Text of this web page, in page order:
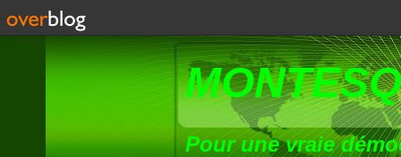
Pour une vraie